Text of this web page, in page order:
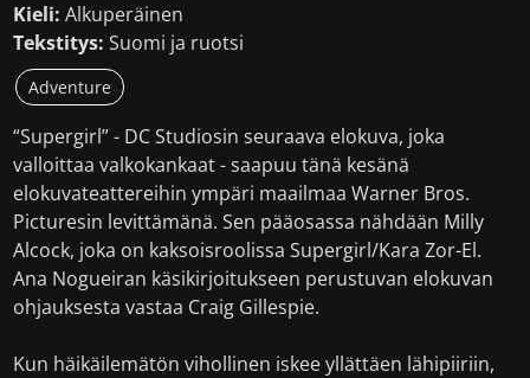
Kieli: Alkuperäinen
Tekstitys: Suomi ja ruotsi
Adventure
“Supergirl” - DC Studiosin seuraava elokuva, joka
valloittaa valkokankaat - saapuu tänä kesänä
elokuvateattereihin ympäri maailmaa Warner Bros.
Picturesin levittämänä. Sen pääosassa nähdään Milly
Alcock, joka on kaksoisroolissa Supergirl/Kara Zor-El.
Ana Nogueiran käsikirjoitukseen perustuvan elokuvan
ohjauksesta vastaa Craig Gillespie.
Kun häikäilemätön vihollinen iskee yllättäen lähipiiriin,